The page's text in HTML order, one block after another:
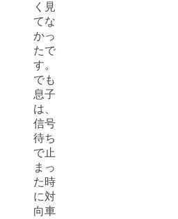
く見
てな
かっ
たで
す。
でも
息子
は、
信号
待ち
で止
まっ
た時
に対
向車